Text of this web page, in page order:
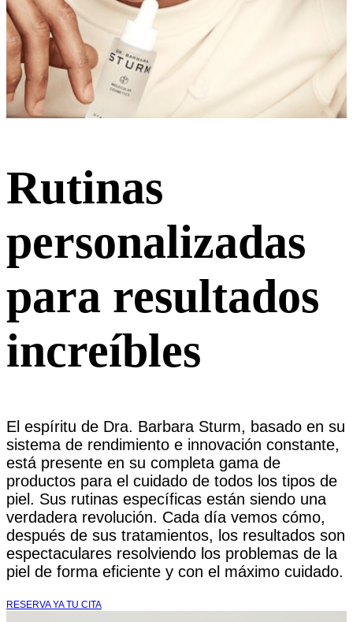
Rutinas
personalizadas
para resultados
increíbles
El espíritu de Dra. Barbara Sturm, basado en su
sistema de rendimiento e innovación constante,
está presente en su completa gama de
productos para el cuidado de todos los tipos de
piel. Sus rutinas específicas están siendo una
verdadera revolución. Cada día vemos cómo,
después de sus tratamientos, los resultados son
espectaculares resolviendo los problemas de la
piel de forma eficiente y con el máximo cuidado.
RESERVA YA TU CITA